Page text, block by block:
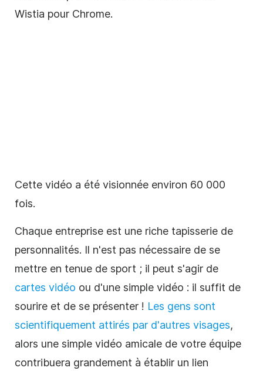
Wistia pour Chrome.
Cette vidéo a été visionnée environ 60 000
fois.
Chaque entreprise est une riche tapisserie de
personnalités. Il n'est pas nécessaire de se
mettre en tenue de sport ; il peut s'agir de
cartes vidéo ou d'une simple vidéo : il suffit de
sourire et de se présenter ! Les gens sont
scientifiquement attirés par d'autres visages,
alors une simple vidéo amicale de votre équipe
contribuera grandement à établir un lien